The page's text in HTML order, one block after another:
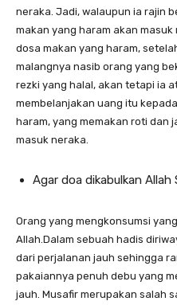
neraka. Jadi, walaupun ia rajin
makan yang haram akan
dosa makan yang haram,
malangnya nasib orang yang
rezki yang halal, akan tetapi ia
membelanjakan uang itu
haram, yang memakan roti dan
masuk neraka.
Agar doa dikabulkan Allah
Orang yang mengkonsumsi
Allah.Dalam sebuah hadis
dari perjalanan jauh sehingga
pakaiannya penuh debu yang
jauh. Musafir merupakan salah